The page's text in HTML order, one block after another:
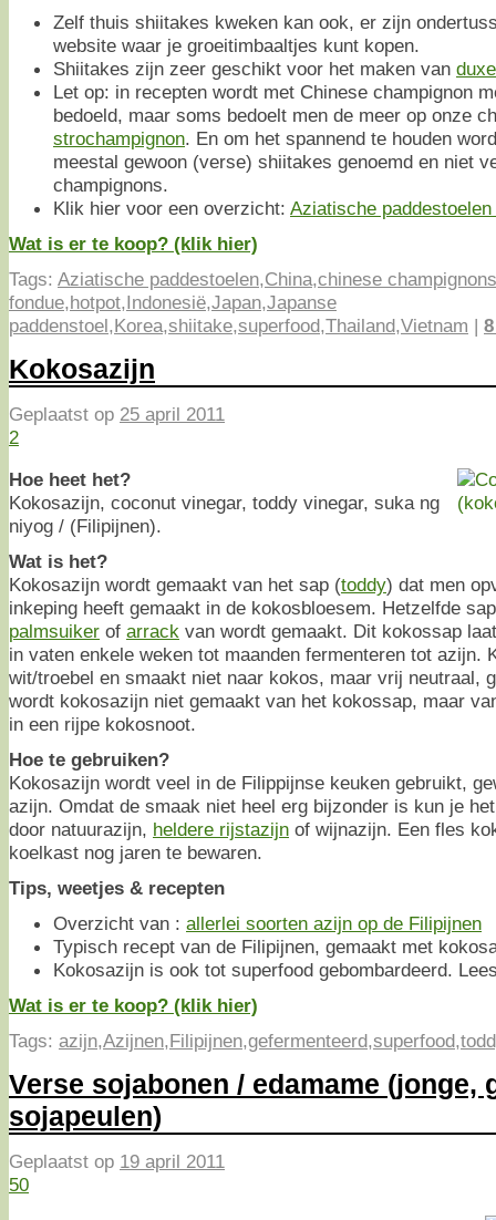
Zelf thuis shiitakes kweken kan ook, er zijn
website waar je groeitimbaaltjes kunt kopen.
Shiitakes zijn zeer geschikt voor het maken van
Let op: in recepten wordt met Chinese champignon
bedoeld, maar soms bedoelt men de meer op onze
strochampignon. En om het spannend te houden
meestal gewoon (verse) shiitakes genoemd en niet
champignons.
Klik hier voor een overzicht: Aziatische
Wat is er te koop? (klik hier)
Tags: Aziatische paddestoelen,China,chinese champignons
fondue,hotpot,Indonesië,Japan,Japanse
paddenstoel,Korea,shiitake,superfood,Thailand,Vietnam | 8
Kokosazijn
Geplaatst op 25 april 2011
2
Hoe heet het?
Kokosazijn, coconut vinegar, toddy vinegar, suka ng
niyog / (Filipijnen).
Wat is het?
Kokosazijn wordt gemaakt van het sap (toddy) dat men
inkeping heeft gemaakt in de kokosbloesem. Hetzelfde
palmsuiker of arrack van wordt gemaakt. Dit kokossap
in vaten enkele weken tot maanden fermenteren tot azijn.
wit/troebel en smaakt niet naar kokos, maar vrij neutraal,
wordt kokosazijn niet gemaakt van het kokossap, maar
in een rijpe kokosnoot.
Hoe te gebruiken?
Kokosazijn wordt veel in de Filippijnse keuken gebruikt,
azijn. Omdat de smaak niet heel erg bijzonder is kun je
door natuurazijn, heldere rijstazijn of wijnazijn. Een fles
koelkast nog jaren te bewaren.
Tips, weetjes & recepten
Overzicht van : allerlei soorten azijn op de Filipijnen
Typisch recept van de Filipijnen, gemaakt met
Kokosazijn is ook tot superfood gebombardeerd.
Wat is er te koop? (klik hier)
Tags: azijn,Azijnen,Filipijnen,gefermenteerd,superfood,
Verse sojabonen / edamame (jonge,
sojapeulen)
Geplaatst op 19 april 2011
50